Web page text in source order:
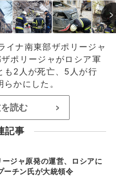
イナ南東部ザポリージャ
ポリージャがロシア軍
も2人が死亡、5人が行
かにした。
読む >
記事
ージャ原発の運営、ロシアに
ーチン氏が大統領令